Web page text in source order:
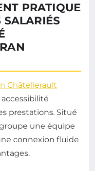
PRATIQUE
SALARIÉS
Châtellerault
prestations. Situé
une équipe
connexion fluide